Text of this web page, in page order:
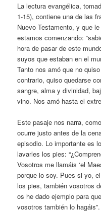
La lectura evangélica,
1-15), contiene una de las
Nuevo Testamento, y que
estamos comenzando:
hora de pasar de este
suyos que estaban en el
Tanto nos amó que no
contrario, quiso quedarse
sangre, alma y divinidad,
vino. Nos amó hasta el
Este pasaje nos narra,
ocurre justo antes de la
episodio. Lo importante es
lavarles los pies:
Vosotros me llamáis ‘el
porque lo soy. Pues si yo,
los pies, también vosotros
os he dado ejemplo para
vosotros también lo hagáis”.